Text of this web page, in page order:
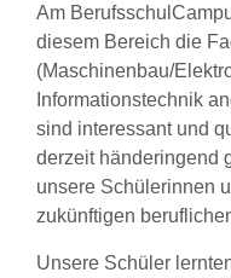
Am
diesem Bereich die
(Maschinenbau/
Informationstechnik
sind interessant und
derzeit händeringend
unsere Schülerinnen
zukünftigen
Unsere Schüler